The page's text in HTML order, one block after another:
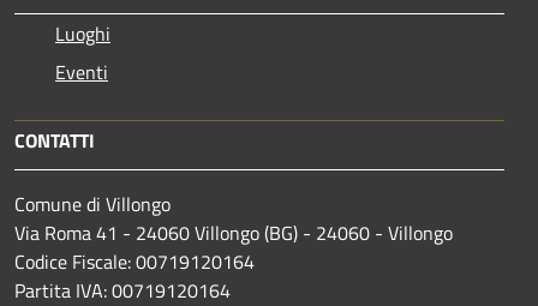
Luoghi
Eventi
CONTATTI
Comune di Villongo
Via Roma 41 - 24060 Villongo (BG) - 24060 - Villongo
Codice Fiscale: 00719120164
Partita IVA: 00719120164